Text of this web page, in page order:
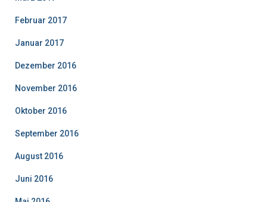
Februar 2017
Januar 2017
Dezember 2016
November 2016
Oktober 2016
September 2016
August 2016
Juni 2016